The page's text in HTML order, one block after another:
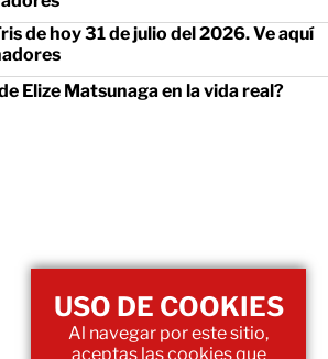
de hoy 31 de julio del 2026. Ve aquí
Elize Matsunaga en la vida real?
USO DE COOKIES
Al navegar por este sitio,
aceptas las cookies que